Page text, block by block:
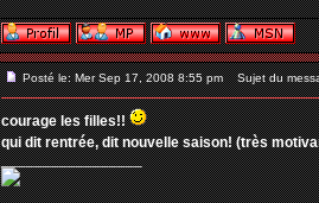
Posté le: Mer Sep 17, 2008 8:55 pm Sujet du
courage les filles!!
qui dit rentrée, dit nouvelle saison! (très
_________________